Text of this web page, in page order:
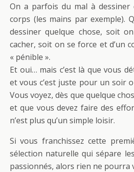
On a parfois du mal à dessiner
corps (les mains par exemple).
dessiner quelque chose, soit
cacher, soit on se force et d’un
« pénible ».
Et oui… mais c’est là que vous
et vous c’est juste pour un soir
Vous voyez, dès que quelque
et que vous devez faire des
n’est plus qu’un simple loisir.
Si vous franchissez cette
sélection naturelle qui sépare
passionnés, alors rien ne pourra